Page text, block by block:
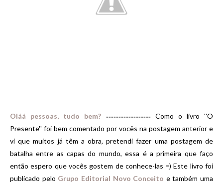
Oláá pessoas, tudo bem? ------------------ Como o livro ''O
Presente'' foi bem comentado por vocês na postagem anterior e
vi que muitos já têm a obra, pretendi fazer uma postagem de
batalha entre as capas do mundo, essa é a primeira que faço
então espero que vocês gostem de conhece-las =) Este livro foi
publicado pelo Grupo Editorial Novo Conceito e também uma